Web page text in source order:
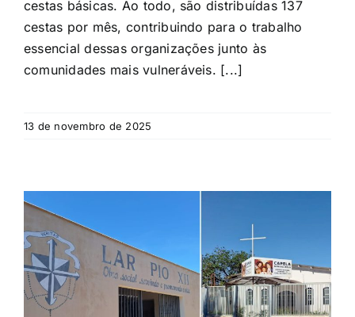
cestas básicas. Ao todo, são distribuídas 137
cestas por mês, contribuindo para o trabalho
essencial dessas organizações junto às
comunidades mais vulneráveis. [...]
13 de novembro de 2025